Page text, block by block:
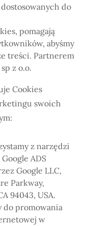
do
pomagają
abyśmy
treści. Partnerem
z o.o.
Cookies
swoich
z narzędzi
ADS
Google LLC,
Parkway,
94043, USA.
do promowania
w